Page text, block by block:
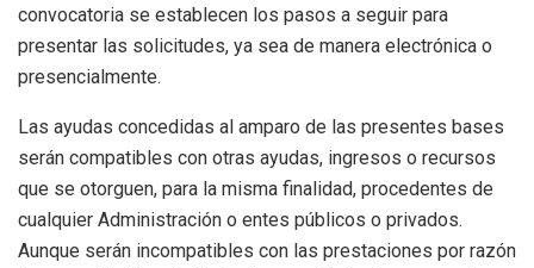
convocatoria se establecen los pasos a seguir para
presentar las solicitudes, ya sea de manera electrónica o
presencialmente.
Las ayudas concedidas al amparo de las presentes bases
serán compatibles con otras ayudas, ingresos o recursos
que se otorguen, para la misma finalidad, procedentes de
cualquier Administración o entes públicos o privados.
Aunque serán incompatibles con las prestaciones por razón